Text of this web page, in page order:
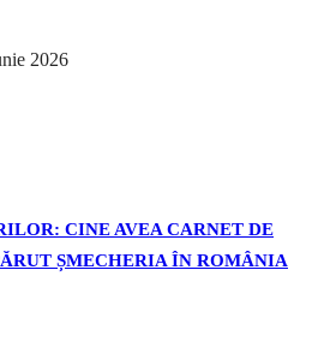
2026
CINE AVEA CARNET DE
ȘMECHERIA ÎN ROMÂNIA